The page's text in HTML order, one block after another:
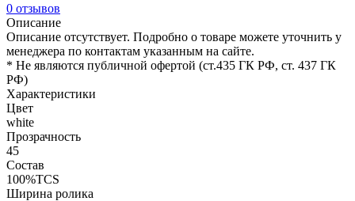
0 отзывов
Описание
Описание отсутствует. Подробно о товаре можете уточнить у
менеджера по контактам указанным на сайте.
* Не являются публичной офертой (ст.435 ГК РФ, cт. 437 ГК
РФ)
Характеристики
Цвет
white
Прозрачность
45
Состав
100%TCS
Ширина ролика